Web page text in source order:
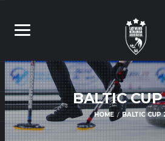
BALTIC
HOME BALTIC CUP